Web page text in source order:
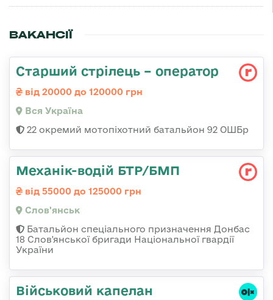
ВАКАНСІЇ
Старший стрілець – оператор
від 20000 до 120000 грн
Вся Україна
22 окремий мотопіхотний батальйон 92 ОШБр
Механік-водій БТР/БМП
від 55000 до 125000 грн
Слов'янськ
Батальйон спеціального призначення Донбас
18 Слов'янської бригади Національної гвардії
України
Військовий капелан